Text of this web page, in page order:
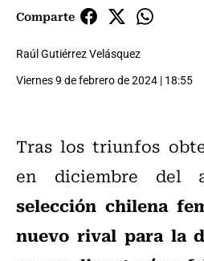
Comparte
Raúl Gutiérrez Velásquez
Viernes 9 de febrero de 2024 | 18:55
Tras los triunfos
en diciembre del
selección chilena
nuevo rival para la